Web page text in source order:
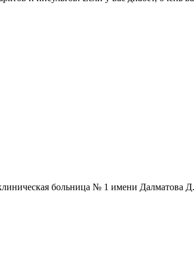
больница № 1 имени Далматова